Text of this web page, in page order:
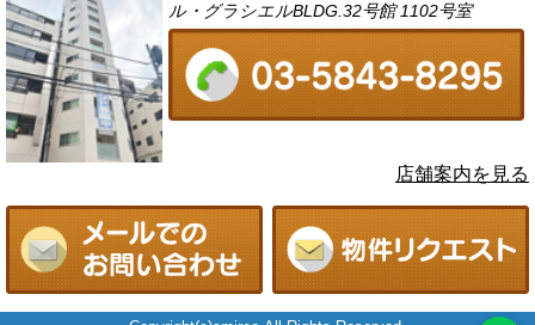
ル・グラシエルBLDG.32号館 1102号室
店舗案内を見る